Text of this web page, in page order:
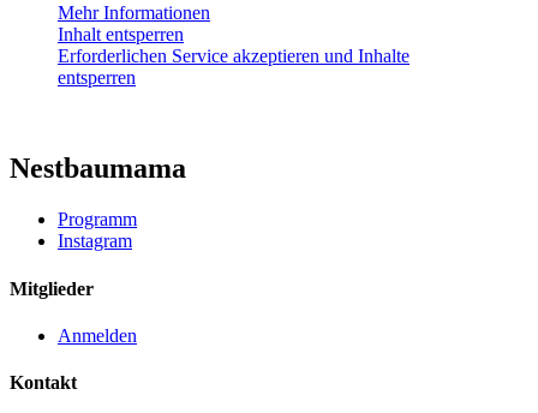
Mehr Informationen
Inhalt entsperren
Erforderlichen Service akzeptieren und Inhalte
entsperren
Nestbaumama
Programm
Instagram
Mitglieder
Anmelden
Kontakt